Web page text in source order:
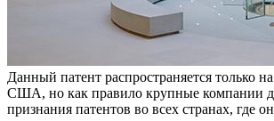
Данный патент распространяется только
США, но как правило крупные компании
признания патентов во всех странах, где